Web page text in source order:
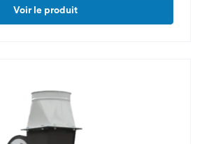
Voir le produit